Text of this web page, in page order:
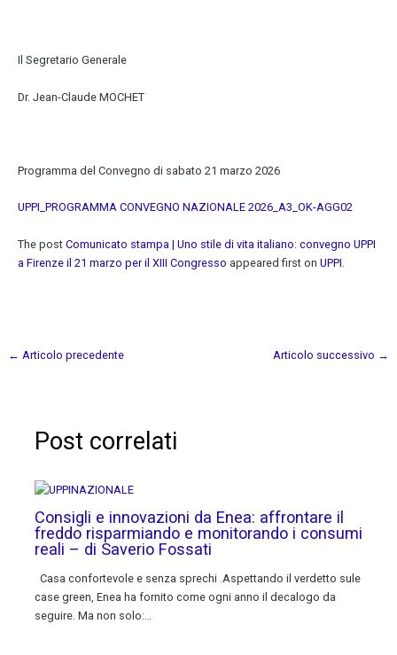
Il Segretario Generale
Dr. Jean-Claude MOCHET
Programma del Convegno di sabato 21 marzo 2026
UPPI_PROGRAMMA CONVEGNO NAZIONALE 2026_A3_OK-AGG02
The post Comunicato stampa | Uno stile di vita italiano: convegno UPPI
a Firenze il 21 marzo per il XIII Congresso appeared first on UPPI
← Articolo precedente Articolo successivo →
Post correlati
Consigli e innovazioni da Enea: affrontare il
freddo risparmiando e monitorando i consumi
reali – di Saverio Fossati
Casa confortevole e senza sprechi .Aspettando il verdetto sule
case green, Enea ha fornito come ogni anno il decalogo da
seguire. Ma non solo:…